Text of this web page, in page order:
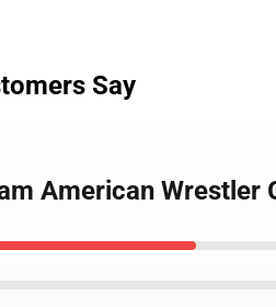
Say
American Wrestler